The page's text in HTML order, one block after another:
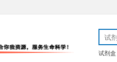
试剂盒